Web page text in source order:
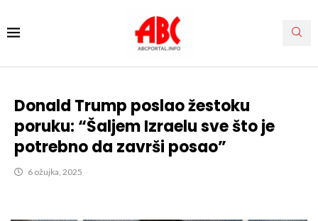
Donald Trump poslao žestoku
poruku: “Šaljem Izraelu sve što je
potrebno da završi posao”
6 ožujka, 2025